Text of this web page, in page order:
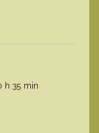
h 35 min